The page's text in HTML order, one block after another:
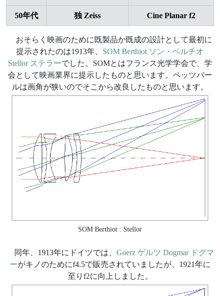
50年代 独 Zeiss Cine Planar f2
おそらく映画のために既製品か既成の設計として最初に
提示されたのは1913年、 SOM Berthiot ソン・ベルチオ
Stellor ステラーでした。SOMとはフランス光学学会で、学
会として映画業界に提示したものと思います。ペッツバー
ルは画角が狭いのでそこから改良したものと思います。
SOM Berthiot : Stellor
同年、1913年にドイツでは、 Goerz ゲルツ Dogmar ドグマ
ーがキノのためにf4.5で販売されていましたが、1921年に
至りf2に向上しました。